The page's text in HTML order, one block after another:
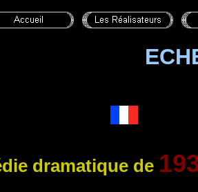
dramatique de